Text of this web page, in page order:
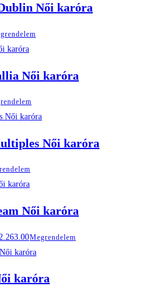
Női karóra
Női karóra
Női karóra
Női karóra
Megrendelem
karóra